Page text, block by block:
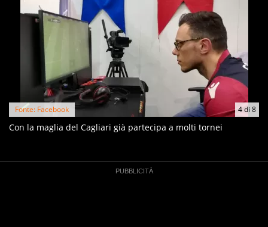
4di 8
Fonte: Facebook
Con la maglia del Cagliari già partecipa a molti tornei